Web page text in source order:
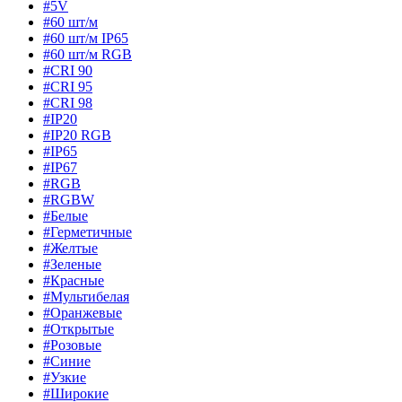
#5V
#60 шт/м
#60 шт/м IP65
#60 шт/м RGB
#CRI 90
#CRI 95
#CRI 98
#IP20
#IP20 RGB
#IP65
#IP67
#RGB
#RGBW
#Белые
#Герметичные
#Желтые
#Зеленые
#Красные
#Мультибелая
#Оранжевые
#Открытые
#Розовые
#Синие
#Узкие
#Широкие